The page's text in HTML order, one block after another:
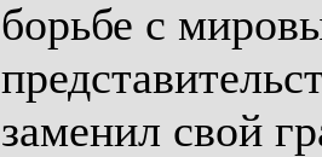
борьбе с
заменил свой